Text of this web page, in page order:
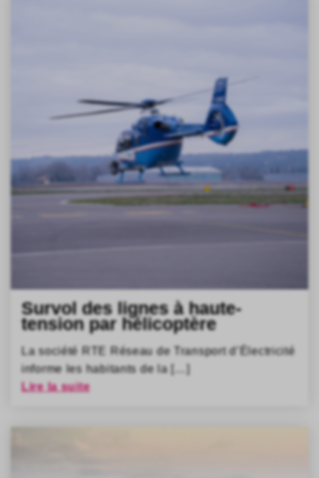
Survol des lignes à haute-
tension par hélicoptère
La société RTE Réseau de Transport d’Électricité
informe les habitants de la […]
Lire la suite